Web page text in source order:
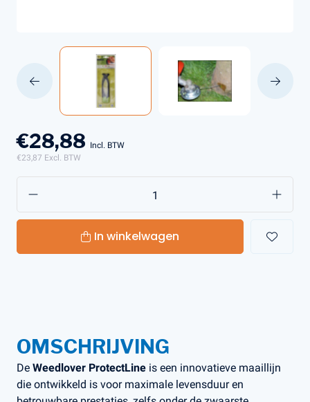
€28,88 Incl. BTW
€23,87 Excl. BTW
In winkelwagen
OMSCHRIJVING
De Weedlover ProtectLine is een innovatieve maaillijn
die ontwikkeld is voor maximale levensduur en